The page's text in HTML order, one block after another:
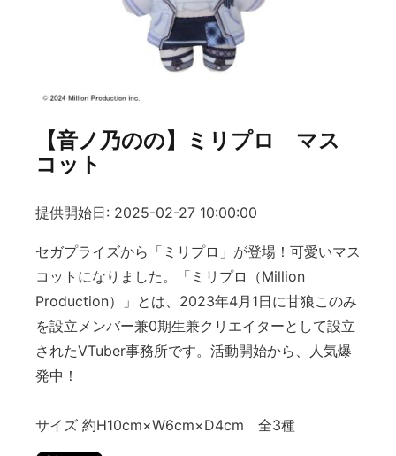
【音ノ乃のの】ミリプロ マス
コット
提供開始日: 2025-02-27 10:00:00
セガプライズから「ミリプロ」が登場！可愛いマス
コットになりました。「ミリプロ（Million
Production）」とは、2023年4月1日に甘狼このみ
を設立メンバー兼0期生兼クリエイターとして設立
されたVTuber事務所です。活動開始から、人気爆
発中！
サイズ 約H10cm×W6cm×D4cm 全3種